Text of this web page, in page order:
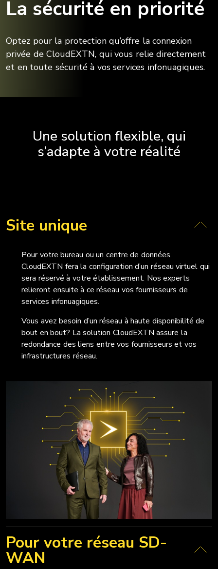
La sécurité en priorité
Optez pour la protection qu’offre la connexion
privée de CloudEXTN, qui vous relie directement
et en toute sécurité à vos services infonuagiques.
Une solution flexible, qui
s’adapte à votre réalité
Site unique
Pour votre bureau ou un centre de données.
CloudEXTN fera la configuration d’un réseau virtuel qui
sera réservé à votre établissement. Nos experts
relieront ensuite à ce réseau vos fournisseurs de
services infonuagiques.
Vous avez besoin d’un réseau à haute disponibilité de
bout en bout? La solution CloudEXTN assure la
redondance des liens entre vos fournisseurs et vos
infrastructures réseau.
Pour votre réseau SD-
WAN